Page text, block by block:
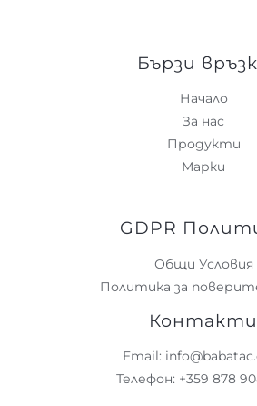
Бързи
Начало
За нас
Продукти
Марки
GDPR
Общи Условия
Политика за
Контакти
Email:
Телефон: +359 878